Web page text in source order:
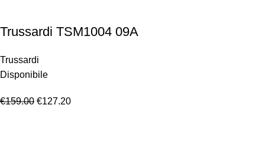
Trussardi TSM1004 09A
Trussardi
Disponibile
€159.00 €127.20